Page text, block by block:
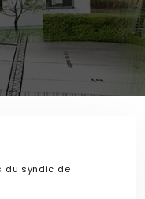
du syndic de